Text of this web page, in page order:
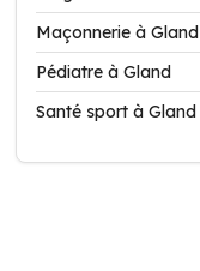
Maçonnerie à Gland
Pédiatre à Gland
Santé sport à Gland